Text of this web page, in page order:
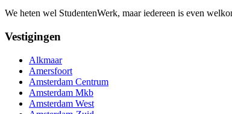
We heten wel StudentenWerk, maar iedereen is even
Vestigingen
Alkmaar
Amersfoort
Amsterdam Centrum
Amsterdam Mkb
Amsterdam West